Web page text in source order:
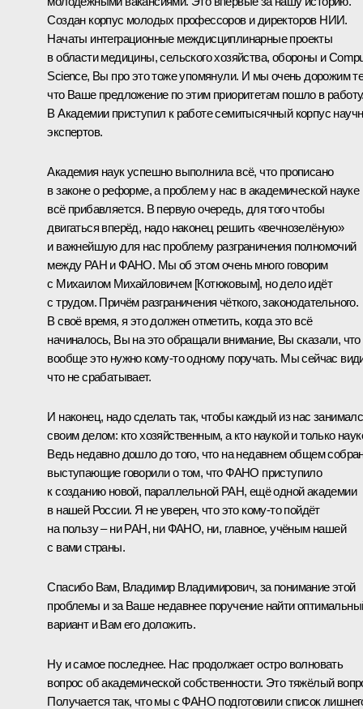
Создан корпус молодых профессоров и директоров НИИ.
Начаты интеграционные междисциплинарные проекты
в области медицины, сельского хозяйства, обороны и
Science, Вы про это тоже упомянули. И мы очень дорожим
что Ваше предложение по этим приоритетам пошло в
В Академии приступил к работе семитысячный корпус
экспертов.
Академия наук успешно выполнила всё, что прописано
в законе о реформе, а проблем у нас в академической науке
всё прибавляется. В первую очередь, для того чтобы
двигаться вперёд, надо наконец решить «вечнозелёную»
и важнейшую для нас проблему разграничения полномочий
между РАН и ФАНО. Мы об этом очень много говорим
с Михаилом Михайловичем [Котюковым], но дело идёт
с трудом. Причём разграничения чёткого, законодательного.
В своё время, я это должен отметить, когда это всё
начиналось, Вы на это обращали внимание, Вы сказали, что
вообще это нужно кому‑то одному поручать. Мы сейчас
что не срабатывает.
И наконец, надо сделать так, чтобы каждый из нас
своим делом: кто хозяйственным, а кто наукой и только
Ведь недавно дошло до того, что на недавнем общем
выступающие говорили о том, что ФАНО приступило
к созданию новой, параллельной РАН, ещё одной академии
в нашей России. Я не уверен, что это кому‑то пойдёт
на пользу ‒ ни РАН, ни ФАНО, ни, главное, учёным нашей
с вами страны.
Спасибо Вам, Владимир Владимирович, за понимание этой
проблемы и за Ваше недавнее поручение найти
вариант и Вам его доложить.
Ну и самое последнее. Нас продолжает остро волновать
вопрос об академической собственности. Это тяжёлый
Получается так, что мы с ФАНО подготовили список